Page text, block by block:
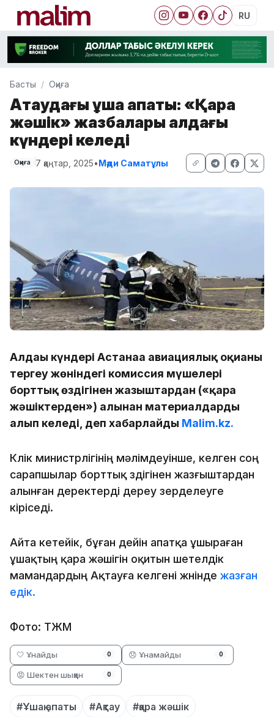
RU
Басты Оқиға
Ақтаудағы ұшақ апаты: «Қара
жәшік» жазбалары алдағы
күндері келеді
Оқиға 7 қаңтар, 2025•Мәди Саматұлы
Алдағы күндері Астанаға авиациялық оқиғаны
тергеу жөніндегі комиссия мүшелері
борттық өздігінен жазғыштардан («қара
жәшіктерден») алынған материалдарды
алып келеді, деп хабарлайды Malim.kz.
Көлік министрлігінің мәлімдеуінше, келген соң
сарапшылар борттық өздігінен жазғыштардан
алынған деректерді дереу зерделеуге
кіріседі.
Айта кетейік, бұған дейін апатқа ұшыраған
ұшақтың қара жәшігін оқитын шетелдік
мамандардың Ақтауға келгені жөнінде жазған
едік.
Фото: ТЖМ
🤍 Ұнайды 0 😞 Ұнамайды 0
😡 Шектен шыққан 0
#Ұшақ апаты #Ақтау #қара жәшік